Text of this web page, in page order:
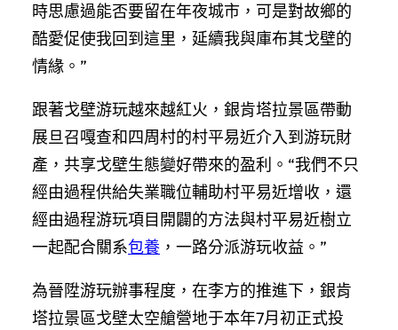
時思慮過能否要留在年夜城市，可是對故鄉的
酷愛促使我回到這里，延續我與庫布其戈壁的
情緣。”
跟著戈壁游玩越來越紅火，銀肯塔拉景區帶動
展旦召嘎查和四周村的村平易近介入到游玩財
產，共享戈壁生態變好帶來的盈利。“我們不只
經由過程供給失業職位輔助村平易近增收，還
經由過程游玩項目開闢的方法與村平易近樹立
一起配合關系包養 ，一路分派游玩收益。”
為晉陞游玩辦事程度，在李方的推進下，銀肯
塔拉景區戈壁太空艙營地于本年7月初正式投